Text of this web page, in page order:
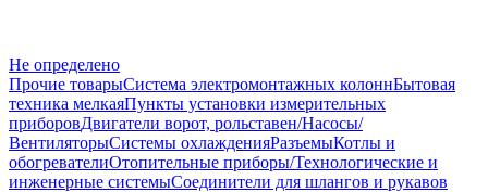
Не определено
Прочие товарыСистема электромонтажных колоннБытовая
техника мелкаяПункты установки измерительных
приборовДвигатели ворот, рольставен/Насосы/
ВентиляторыСистемы охлажденияРазъемыКотлы и
обогревателиОтопительные приборы/Технологические и
инженерные системыСоединители для шлангов и рукавов